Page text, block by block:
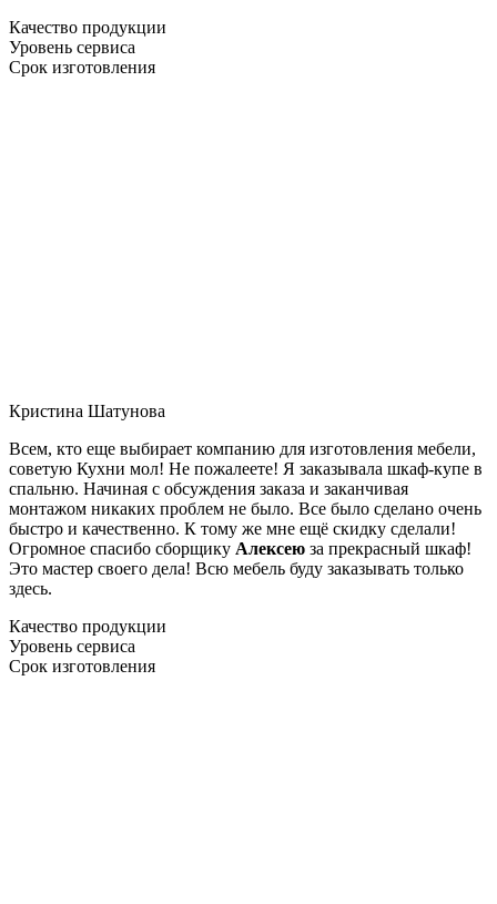
Качество продукции
Уровень сервиса
Срок изготовления
Кристина Шатунова
Всем, кто еще выбирает компанию для изготовления мебели,
советую Кухни мол! Не пожалеете! Я заказывала шкаф-купе в
спальню. Начиная с обсуждения заказа и заканчивая
монтажом никаких проблем не было. Все было сделано очень
быстро и качественно. К тому же мне ещё скидку сделали!
Огромное спасибо сборщику Алексею за прекрасный шкаф!
Это мастер своего дела! Всю мебель буду заказывать только
здесь.
Качество продукции
Уровень сервиса
Срок изготовления